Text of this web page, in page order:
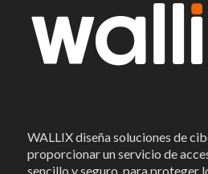
WALLIX diseña soluciones de
proporcionar un servicio de
sencillo y seguro, para proteger